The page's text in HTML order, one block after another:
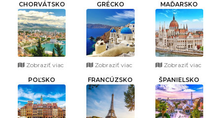
CHORVÁTSKO
Zobraziť viac
GRÉCKO
Zobraziť viac
MAĎARSKO
Zobraziť viac
POĽSKO FRANCÚZSKO ŠPANIELSKO